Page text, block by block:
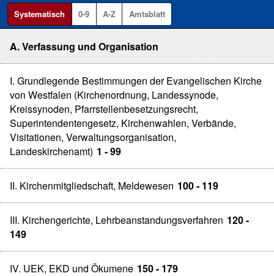
Systematisch 0-9 A-Z Amtsblatt
A. Verfassung und Organisation
I. Grundlegende Bestimmungen der Evangelischen Kirche
von Westfalen (Kirchenordnung, Landessynode,
Kreissynoden, Pfarrstellenbesetzungsrecht,
Superintendentengesetz, Kirchenwahlen, Verbände,
Visitationen, Verwaltungsorganisation,
Landeskirchenamt) 1 - 99
II. Kirchenmitgliedschaft, Meldewesen 100 - 119
III. Kirchengerichte, Lehrbeanstandungsverfahren 120 -
149
IV. UEK, EKD und Ökumene 150 - 179